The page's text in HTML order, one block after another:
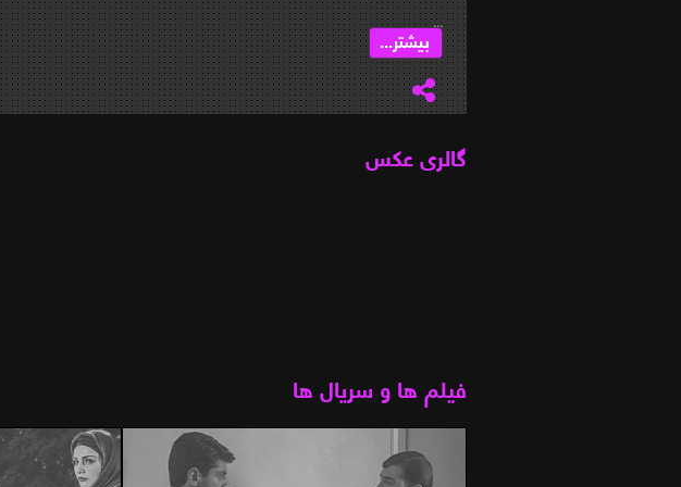
...
بیشتر...
گالری عکس
فیلم ها و سریال ها